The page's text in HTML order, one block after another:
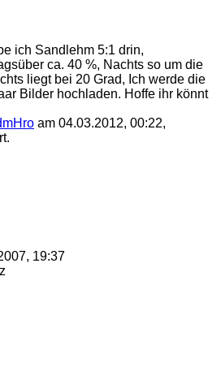
ich Sandlehm 5:1 drin,
ca. 40 %, Nachts so um die
liegt bei 20 Grad, Ich werde die
Bilder hochladen. Hoffe ihr könnt
am 04.03.2012, 00:22,
19:37